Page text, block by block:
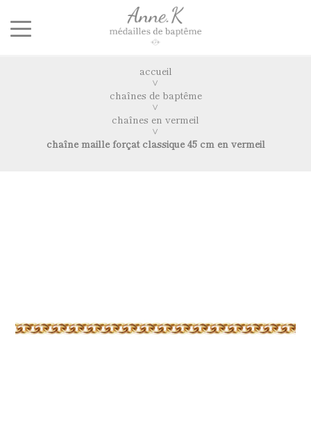
accueil
chaînes de baptême
chaînes en vermeil
chaîne maille forçat classique 45 cm en vermeil